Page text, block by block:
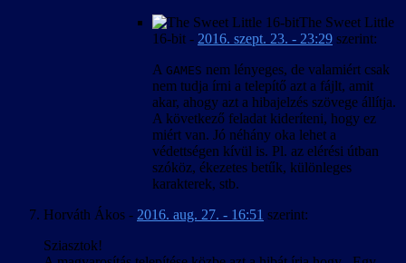
The Sweet Little
16-bit - 2016. szept. 23. - 23:29 szerint:
A GAMES nem lényeges, de valamiért csak
nem tudja írni a telepítő azt a fájlt, amit
akar, ahogy azt a hibajelzés szövege állítja.
A következő feladat kideríteni, hogy ez
miért van. Jó néhány oka lehet a
védettségen kívül is. Pl. az elérési útban
szóköz, ékezetes betűk, különleges
karakterek, stb.
Horváth Ákos - 2016. aug. 27. - 16:51 szerint:
Sziasztok!